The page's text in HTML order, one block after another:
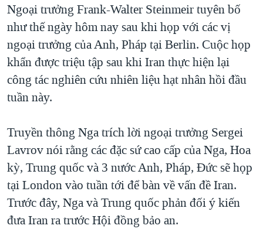
KINH TẾ
KHOA HỌC
SỨC KHOẺ
VĂN HOÁ
THỂ THAO
GIẢI MÃ VÀNH ĐAI & CON ĐƯỜNG
NGÀY TỊ NẠN THẾ GIỚI
TRỊNH VĨNH BÌNH - NGƯỜI HẠ 'BÊN THẮNG CUỘC'
GROUND ZERO – XƯA VÀ NAY
CÁC GIÁ TRỊ CỘNG HÒA Ở VIỆT NAM
THƯỢNG ĐỈNH TRUMP-KIM TẠI VIỆT NAM
TRỊNH VĨNH BÌNH VS. CHÍNH PHỦ VIỆT NAM
NGƯ DÂN VIỆT VÀ LÀN SÓNG TRỘM HẢI SÂM
BÊN KIA QUỐC LỘ: TIẾNG VỌNG TỪ NÔNG THÔN MỸ
MẠNG XÃ HỘI
Ngôn ngữ khác
Ngoại trưởng Frank-Walter Steinmeir tuyên bố
như thế ngày hôm nay sau khi họp với các vị
ngoại trưởng của Anh, Pháp tại Berlin. Cuộc họp
khẩn được triệu tập sau khi Iran thực hiện lại
công tác nghiên cứu nhiên liệu hạt nhân hồi đầu
tuần này.
Truyền thông Nga trích lời ngoại trưởng Sergei
Lavrov nói rằng các đặc sứ cao cấp của Nga, Hoa
kỳ, Trung quốc và 3 nước Anh, Pháp, Đức sẽ họp
tại London vào tuần tới để bàn về vấn đề Iran.
Trước đây, Nga và Trung quốc phản đối ý kiến
đưa Iran ra trước Hội đồng bảo an.